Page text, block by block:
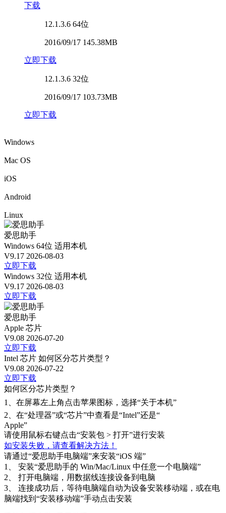
下载
12.1.3.6 64位
2016/09/17 145.38MB
立即下载
12.1.3.6 32位
2016/09/17 103.73MB
立即下载
Windows
Mac OS
iOS
Android
Linux
爱思助手
Windows 64位 适用本机
V9.17 2026-08-03
立即下载
Windows 32位 适用本机
V9.17 2026-08-03
立即下载
爱思助手
Apple 芯片
V9.08 2026-07-20
立即下载
Intel 芯片 如何区分芯片类型？
V9.08 2026-07-22
立即下载
如何区分芯片类型？
1、 在屏幕左上角点击苹果图标，选择“关于本机”
2、 在“处理器”或“芯片”中查看是“Intel”还是“
Apple”
请使用鼠标右键点击“安装包 > 打开”进行安装
如安装失败，请查看解决方法！
请通过“爱思助手电脑端”来安装“iOS 端”
1、
安装“爱思助手的 Win/Mac/Linux 中任意一个电脑端”
2、
打开电脑端，用数据线连接设备到电脑
3、
连接成功后，等待电脑端自动为设备安装移动端，或在电
脑端找到“安装移动端”手动点击安装